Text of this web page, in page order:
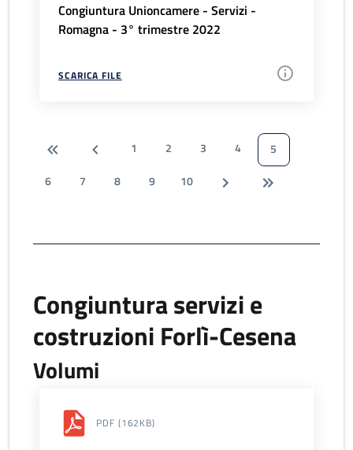
Congiuntura Unioncamere - Servizi -
Romagna - 3° trimestre 2022
SCARICA FILE
1 2 3 4
5
6
7 8 9 10
Congiuntura servizi e
costruzioni Forlì-Cesena
Volumi
PDF (162KB)